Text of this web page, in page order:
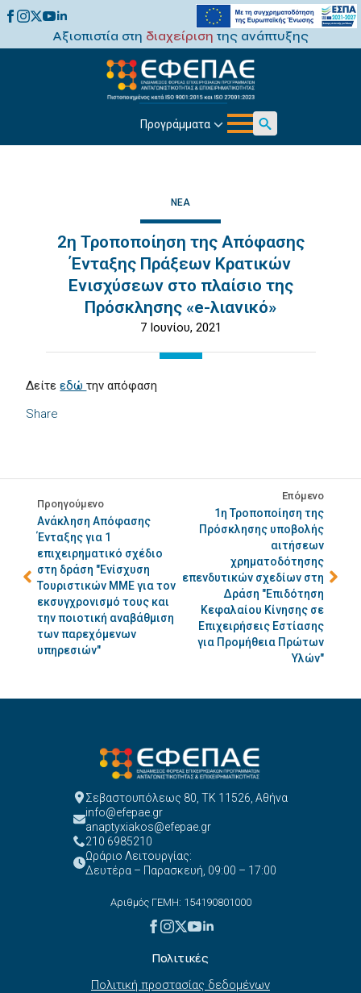
Αξιοπιστία στη διαχείριση της ανάπτυξης
Προγράμματα
Search
ΝΈΑ
2η Τροποποίηση της Απόφασης
Ένταξης Πράξεων Κρατικών
Ενισχύσεων στο πλαίσιο της
Πρόσκλησης «e-λιανικό»
7 Ιουνίου, 2021
Share
Δείτεεδώτην απόφαση
Προηγούμενο
Ανάκληση Απόφασης
Ένταξης για 1
επιχειρηματικό σχέδιο
στη δράση "Ενίσχυση
Τουριστικών ΜΜΕ για τον
εκσυγχρονισμό τους και
την ποιοτική αναβάθμιση
των παρεχόμενων
υπηρεσιών"
Επόμενο
1η Τροποποίηση της
Πρόσκλησης υποβολής
αιτήσεων
χρηματοδότησης
επενδυτικών σχεδίων στη
Δράση "Επιδότηση
Κεφαλαίου Κίνησης σε
Επιχειρήσεις Εστίασης
για Προμήθεια Πρώτων
Υλών"
Σεβαστουπόλεως 80, ΤΚ 11526, Αθήνα
info@efepae.gr
anaptyxiakos@efepae.gr
210 6985210
Ωράριο Λειτουργίας:
Δευτέρα – Παρασκευή, 09:00 – 17:00
Αριθμός ΓΕΜΗ: 154190801000
Πολιτικές
Πολιτική προστασίας δεδομένων